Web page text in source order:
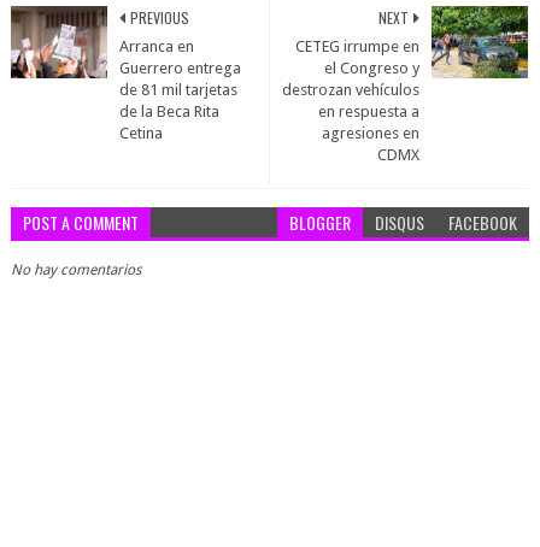
NEXT
CETEG irrumpe en
el Congreso y
destrozan vehículos
en respuesta a
agresiones en
CDMX
PREVIOUS
Arranca en
Guerrero entrega
de 81 mil tarjetas
de la Beca Rita
Cetina
POST A COMMENT BLOGGER DISQUS FACEBOOK
No hay comentarios